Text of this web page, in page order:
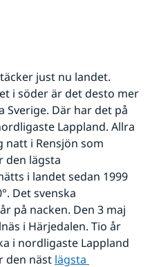
just nu landet.
i söder är det desto mer
Där har det på
Lappland. Allra
natt i Rensjön som
den lägsta
i landet sedan 1999
Det svenska
på nacken. Den 3 maj
i Härjedalen. Tio år
i nordligaste Lappland
den näst lägsta